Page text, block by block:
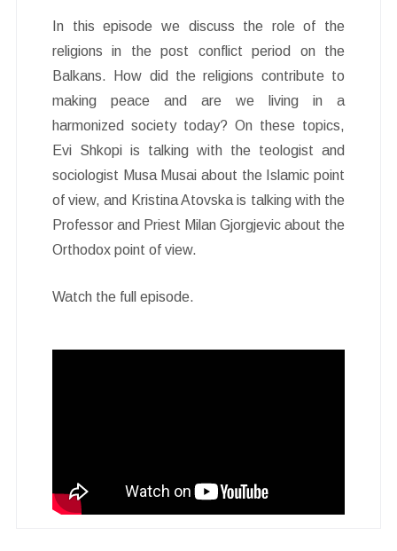
In this episode we discuss the role of the
religions in the post conflict period on the
Balkans. How did the religions contribute to
making peace and are we living in a
harmonized society today? On these topics,
Evi Shkopi is talking with the teologist and
sociologist Musa Musai about the Islamic point
of view, and Kristina Atovska is talking with the
Professor and Priest Milan Gjorgjevic about the
Orthodox point of view.
Watch the full episode.